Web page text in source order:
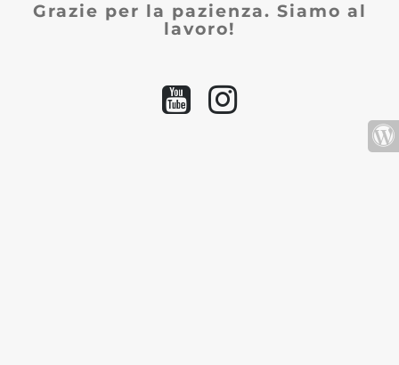
Grazie per la pazienza. Siamo al
lavoro!